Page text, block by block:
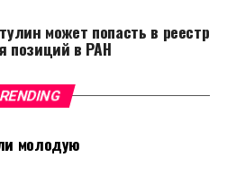
может попасть в реестр
позиций в РАН
молодую